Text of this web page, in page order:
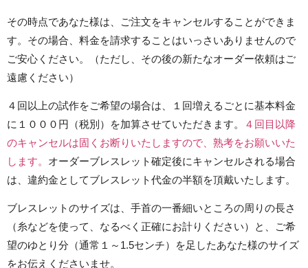
その時点であなた様は、ご注文をキャンセルすることができま
す。その場合、料金を請求することはいっさいありませんので
ご安心ください。（ただし、その後の新たなオーダー依頼はご
遠慮ください）
４回以上の試作をご希望の場合は、１回増えるごとに基本料金
に１０００円（税別）を加算させていただきます。
４回目以降
のキャンセルは固くお断りいたしますので、熟考をお願いいた
します。 オーダーブレスレット確定後にキャンセルされる場合
は、違約金としてブレスレット代金の半額を頂戴いたします。
ブレスレットのサイズは、手首の一番細いところの周りの長さ
（糸などを使って、なるべく正確にお計りください）と、ご希
望のゆとり分（通常１～1.5センチ）を足したあなた様のサイズ
をお伝えくださいませ。